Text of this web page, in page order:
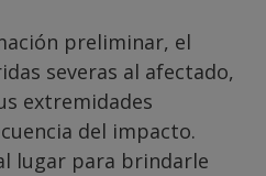
preliminar, el
severas al afectado,
extremidades
del impacto.
lugar para brindarle